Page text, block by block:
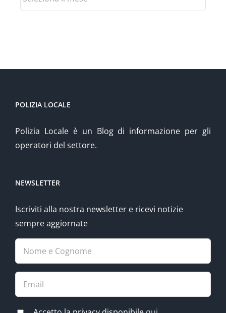
POLIZIA LOCALE
Polizia Locale è un Blog di informazione per gli
operatori del settore.
NEWSLETTER
Iscriviti alla nostra newsletter e ricevi notizie
sempre aggiornate